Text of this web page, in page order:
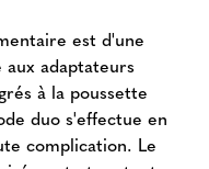
est d'une
adaptateurs
à la poussette
duo s'effectue en
complication. Le